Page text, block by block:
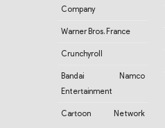
Company
Warner Bros. France
Crunchyroll
Bandai Namco
Entertainment
Cartoon Network